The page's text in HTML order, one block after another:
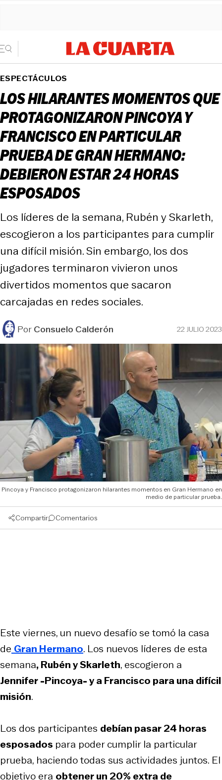
ESPECTÁCULOS
LOS HILARANTES MOMENTOS QUE
PROTAGONIZARON PINCOYA Y
FRANCISCO EN PARTICULAR
PRUEBA DE GRAN HERMANO:
DEBIERON ESTAR 24 HORAS
ESPOSADOS
Los líderes de la semana, Rubén y Skarleth,
escogieron a los participantes para cumplir
una difícil misión. Sin embargo, los dos
jugadores terminaron vivieron unos
divertidos momentos que sacaron
carcajadas en redes sociales.
PorConsuelo Calderón 22 JULIO 2023
Pincoya y Francisco protagonizaron hilarantes momentos en Gran Hermano en
medio de particular prueba.
Compartir Comentarios
Este viernes, un nuevo desafío se tomó la casa
de Gran Hermano. Los nuevos líderes de esta
semana, Rubén y Skarleth, escogieron a
Jennifer -Pincoya- y a Francisco para una difícil
misión.
Los dos participantes debían pasar 24 horas
esposados para poder cumplir la particular
prueba, haciendo todas sus actividades juntos. El
objetivo era obtener un 20% extra de